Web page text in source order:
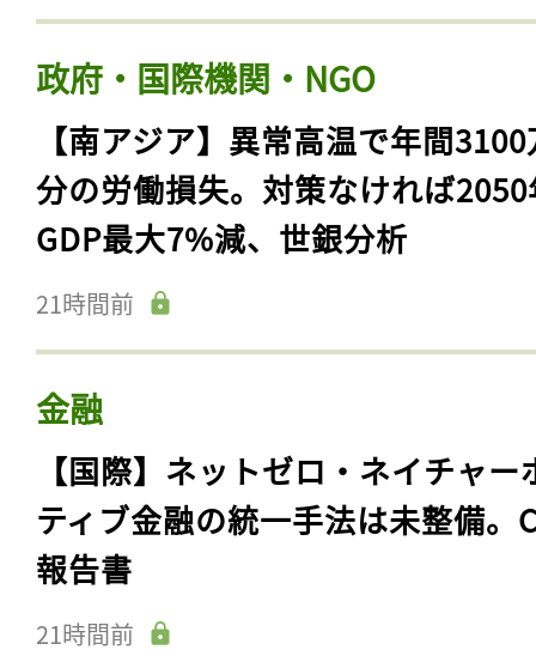
政府・国際機関・NGO
【南アジア】異常高温で年間
分の労働損失。対策なければ
GDP最大7%減、世銀分析
21時間前
金融
【国際】ネットゼロ・ネイチャー
ティブ金融の統一手法は未整備。
報告書
21時間前